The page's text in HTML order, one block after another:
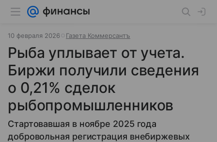
10 февраля 2026 Газета Коммерсантъ
Рыба уплывает от учета.
Биржи получили сведения
о 0,21% сделок
рыбопромышленников
Стартовавшая в ноябре 2025 года
добровольная регистрация внебиржевых